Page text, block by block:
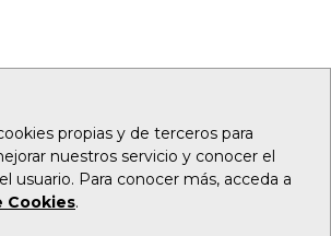
propias y de terceros para
nuestros servicio y conocer el
usuario. Para conocer más, acceda a
Cookies.